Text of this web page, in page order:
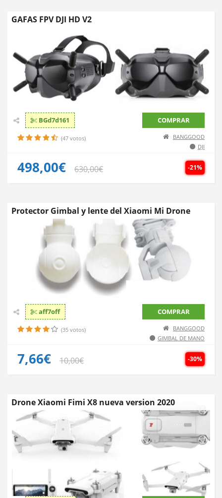
GAFAS FPV DJI HD V2
BGd7d161 COMPRAR
(47 votos)
BANGGOOD
DJI
-21%
498,00€ 630,00€
Protector Gimbal y lente del Xiaomi Mi Drone
aff7off COMPRAR
(35 votos)
BANGGOOD
GIMBAL DE MANO
-30%
7,66€ 10,00€
Drone Xiaomi Fimi X8 nueva version 2020